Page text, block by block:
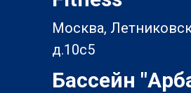
Бассейн
Москва,
д.10с5